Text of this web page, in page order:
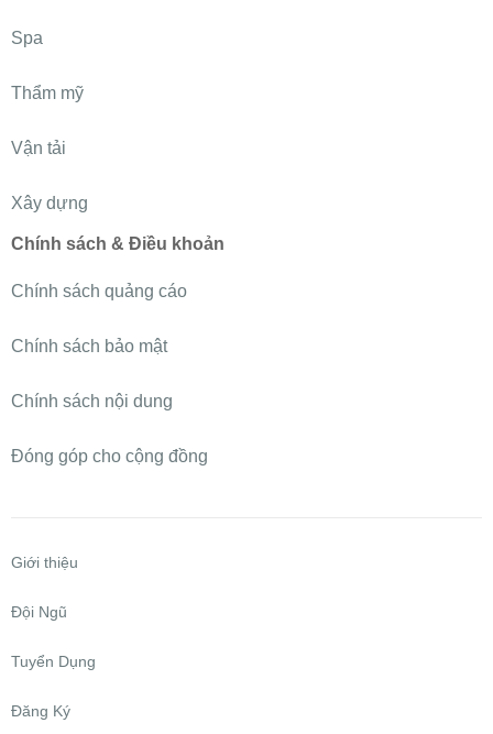
Spa
Thẩm mỹ
Vận tải
Xây dựng
Chính sách & Điều khoản
Chính sách quảng cáo
Chính sách bảo mật
Chính sách nội dung
Đóng góp cho cộng đồng
Giới thiệu
Đội Ngũ
Tuyển Dụng
Đăng Ký